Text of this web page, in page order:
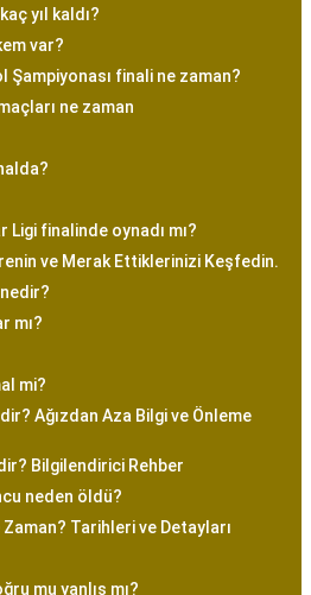
yıl kaldı?
var?
Şampiyonası finali ne zaman?
ne zaman
finalinde oynadı mı?
ve Merak Ettiklerinizi Keşfedin.
nedir?
mı?
mi?
Ağızdan Aza Bilgi ve Önleme
Bilgilendirici Rehber
neden öldü?
Tarihleri ve Detayları
mu yanlış mı?